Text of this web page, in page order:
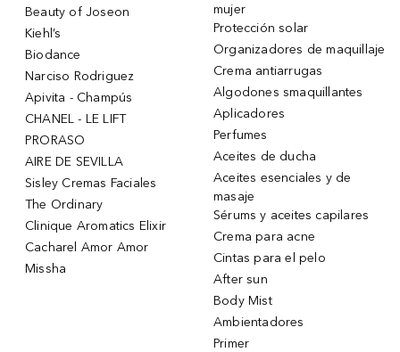
Beauty of Joseon
Kiehl’s
Biodance
Narciso Rodriguez
Apivita - Champús
CHANEL - LE LIFT
PRORASO
AIRE DE SEVILLA
Sisley Cremas Faciales
The Ordinary
Clinique Aromatics Elixir
Cacharel Amor Amor
Missha
mujer
Protección solar
Organizadores de maquillaje
Crema antiarrugas
Algodones smaquillantes
Aplicadores
Perfumes
Aceites de ducha
Aceites esenciales y de
masaje
Sérums y aceites capilares
Crema para acne
Cintas para el pelo
After sun
Body Mist
Ambientadores
Primer